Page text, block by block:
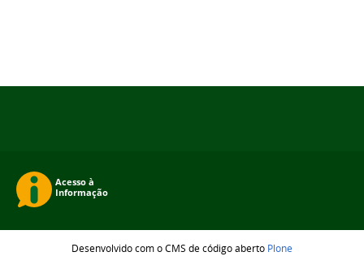
Desenvolvido com o CMS de código aberto Plone